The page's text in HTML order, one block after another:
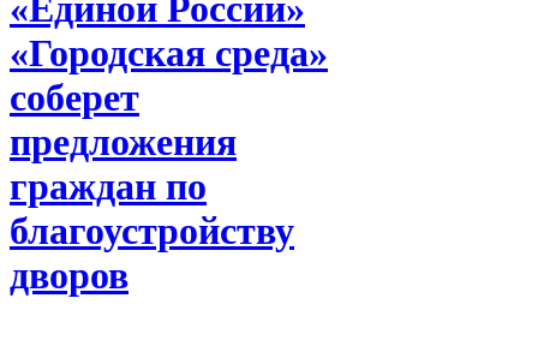
«Единой России»
«Городская среда»
соберет
предложения
граждан по
благоустройству
дворов